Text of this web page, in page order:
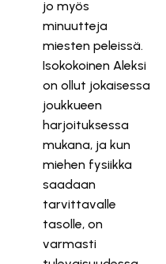
jo myös
minuutteja
miesten peleissä.
Isokokoinen Aleksi
on ollut jokaisessa
joukkueen
harjoituksessa
mukana, ja kun
miehen fysiikka
saadaan
tarvittavalle
tasolle, on
varmasti